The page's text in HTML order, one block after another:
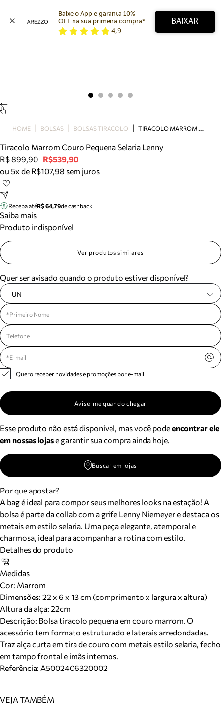
Bolsa
Tamanco
Tênis
Mule
Tire dúvidas sobre pedidos, devoluções e mais.
Meus pedidos
Acompanhe seus pedidos e solicite devoluções.
Baixe o App e garanta 10%
OFF na sua primeira compra*
4,9
BAIXAR
HOME BOLSAS BOLSAS TIRACOLO T
IRACOLO MARROM COURO PEQUENA SELARIA LENNY
Tiracolo Marrom Couro Pequena Selaria Lenny
R$ 899,90 R$539,90
ou 5x de R$107,98 sem juros
Receba atéR$ 64,79de cashback
Saiba mais
Produto indisponível
Ver produtos similares
Quer ser avisado quando o produto estiver disponível?
UN
Quero receber novidades e promoções por e-mail
Avise-me quando chegar
Esse produto não está disponível, mas você podeencontrar ele
em nossas lojase garantir sua compra ainda hoje.
Buscar em lojas
Por que apostar?
A bag é ideal para compor seus melhores looks na estação! A
bolsa é parte da collab com a grife Lenny Niemeyer e destaca os
metais em estilo selaria. Uma peça elegante, atemporal e
charmosa, ideal para acompanhar a rotina com estilo.
Detalhes do produto
Medidas
Cor: Marrom
Dimensões: 22 x 6 x 13 cm (comprimento x largura x altura)
Altura da alça: 22cm
Descrição: Bolsa tiracolo pequena em couro marrom. O
acessório tem formato estruturado e laterais arredondadas.
Traz alça curta em tira de couro com metais estilo selaria, fecho
em tampo frontal e imãs internos.
Referência: A5002406320002
VEJA TAMBÉM